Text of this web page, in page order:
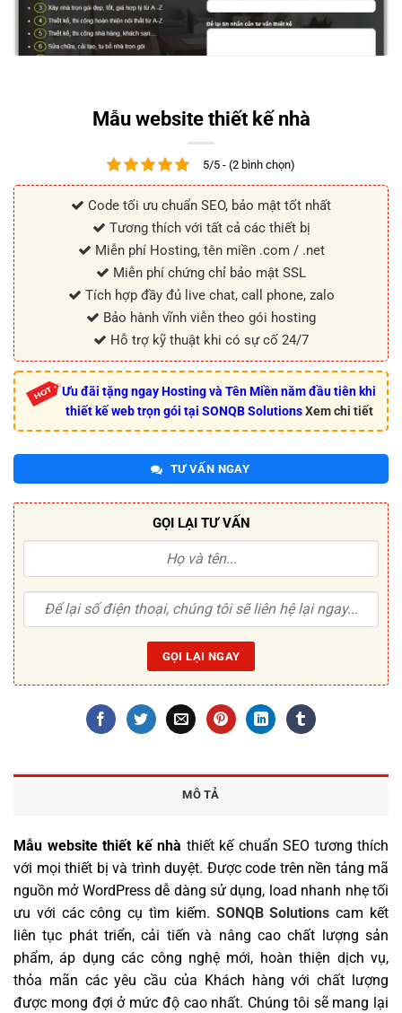
Mẫu website thiết kế nhà
5/5 - (2 bình chọn)
Code tối ưu chuẩn SEO, bảo mật tốt nhất
Tương thích với tất cả các thiết bị
Miễn phí Hosting, tên miền .com / .net
Miễn phí chứng chỉ bảo mật SSL
Tích hợp đầy đủ live chat, call phone, zalo
Bảo hành vĩnh viễn theo gói hosting
Hỗ trợ kỹ thuật khi có sự cố 24/7
Ưu đãi tặng ngay Hosting và Tên Miền năm đầu tiên khi
thiết kế web trọn gói tại SONQB SolutionsXem chi tiết
TƯ VẤN NGAY
GỌI LẠI TƯ VẤN
MÔ TẢ
Mẫu website thiết kế nhà thiết kế chuẩn SEO tương thích
với mọi thiết bị và trình duyệt. Được code trên nền tảng mã
nguồn mở WordPress dễ dàng sử dụng, load nhanh nhẹ tối
ưu với các công cụ tìm kiếm. SONQB Solutions cam kết
liên tục phát triển, cải tiến và nâng cao chất lượng sản
phẩm, áp dụng các công nghệ mới, hoàn thiện dịch vụ,
thỏa mãn các yêu cầu của Khách hàng với chất lượng
được mong đợi ở mức độ cao nhất. Chúng tôi sẽ mang lại